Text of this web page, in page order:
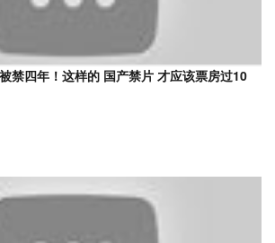
禁四年！这样的 国产禁片 才应该票房过10